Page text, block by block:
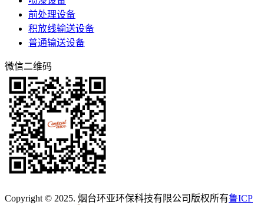
前处理设备
积放线输送设备
普通输送设备
微信二维码
Copyright © 2025. 烟台环亚环保科技有限公司版权所有鲁ICP